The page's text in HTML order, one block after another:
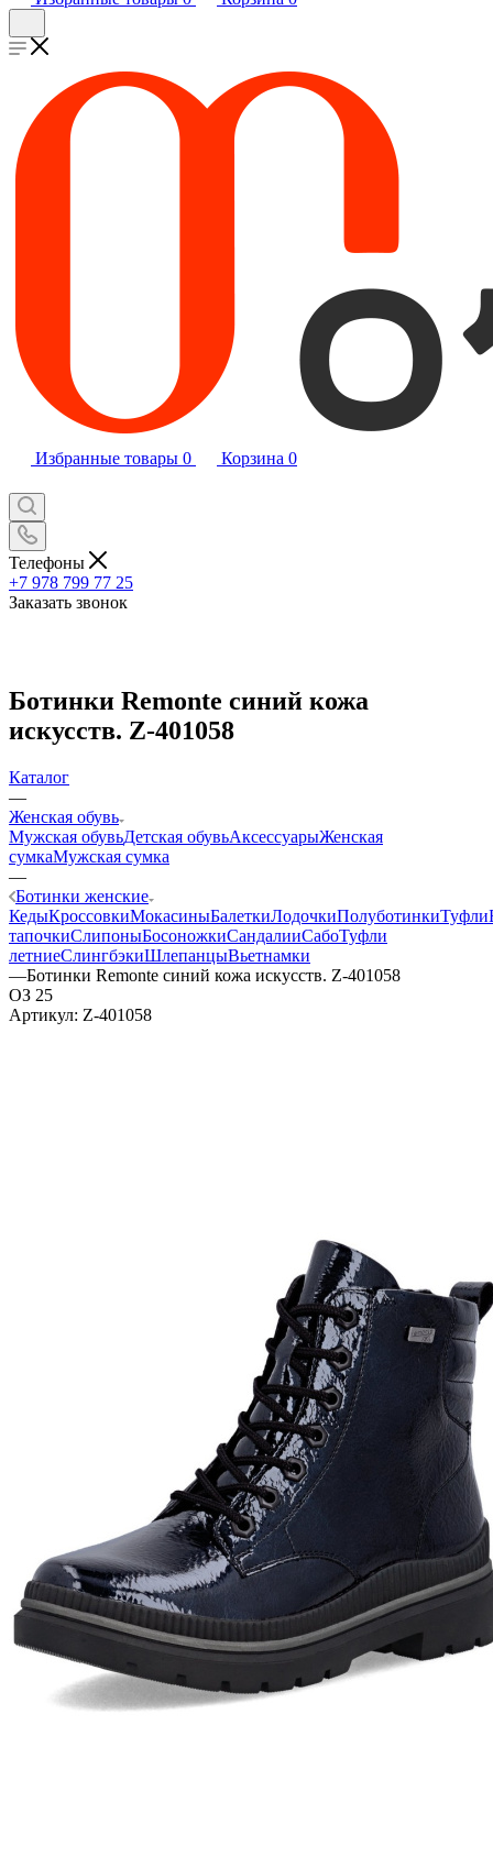
Избранные товары 0 Корзина 0
Телефоны
+7 978 799 77 25
Заказать звонок
Ботинки Remonte синий кожа
искусств. Z-401058
Каталог
—
Женская обувь
Мужская обувьДетская обувьАксессуарыЖенская
сумкаМужская сумка
—
Ботинки женские
КедыКроссовкиМокасиныБалеткиЛодочкиПолуботинкиТуфли
тапочкиСлипоныБосоножкиСандалииСабоТуфли
летниеСлингбэкиШлепанцыВьетнамки
—Ботинки Remonte синий кожа искусств. Z-401058
ОЗ 25
Артикул: Z-401058